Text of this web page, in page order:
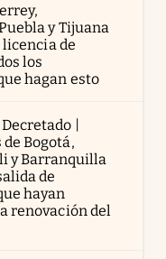
y Tijuana
de
los
hagan esto
Decretado |
Bogotá,
y Barranquilla
de
hayan
renovación del